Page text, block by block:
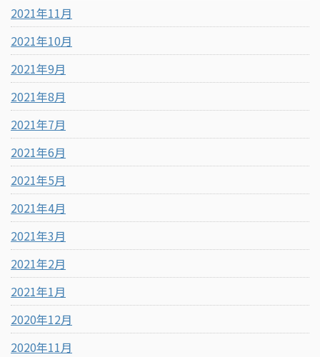
2021年11月
2021年10月
2021年9月
2021年8月
2021年7月
2021年6月
2021年5月
2021年4月
2021年3月
2021年2月
2021年1月
2020年12月
2020年11月